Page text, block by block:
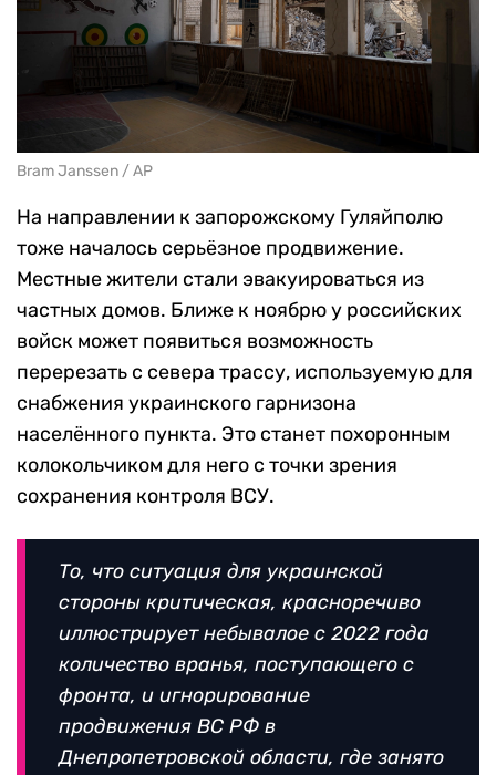
Bram Janssen / AP
На направлении к запорожскому Гуляйполю
тоже началось серьёзное продвижение.
Местные жители стали эвакуироваться из
частных домов. Ближе к ноябрю у российских
войск может появиться возможность
перерезать с севера трассу, используемую для
снабжения украинского гарнизона
населённого пункта. Это станет похоронным
колокольчиком для него с точки зрения
сохранения контроля ВСУ.
То, что ситуация для украинской
стороны критическая, красноречиво
иллюстрирует небывалое с 2022 года
количество вранья, поступающего с
фронта, и игнорирование
продвижения ВС РФ в
Днепропетровской области, где занято